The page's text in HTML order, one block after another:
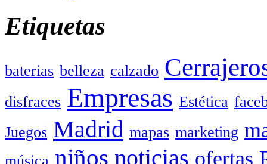
Etiquetas
baterias belleza calzado
disfraces Empresas Estética
Juegos Madrid mapas marketing
niños noticias ofertas